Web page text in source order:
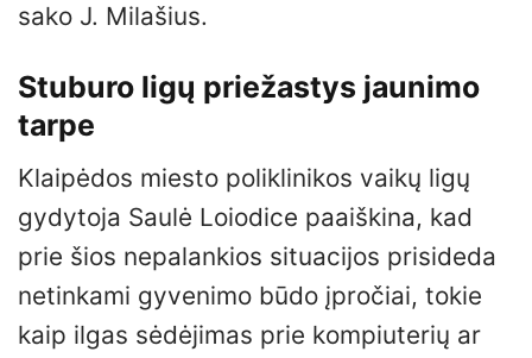
sako J. Milašius.
Stuburo ligų priežastys jaunimo
tarpe
Klaipėdos miesto poliklinikos vaikų ligų
gydytoja Saulė Loiodice paaiškina, kad
prie šios nepalankios situacijos prisideda
netinkami gyvenimo būdo įpročiai, tokie
kaip ilgas sėdėjimas prie kompiuterių ar